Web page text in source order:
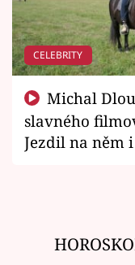
CELEBRITY
slavného
Jezdil na něm